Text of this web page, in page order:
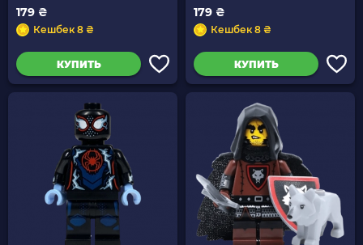
179 ₴
Кешбек 8 ₴
КУПИТЬ
179 ₴
Кешбек 8 ₴
КУПИТЬ